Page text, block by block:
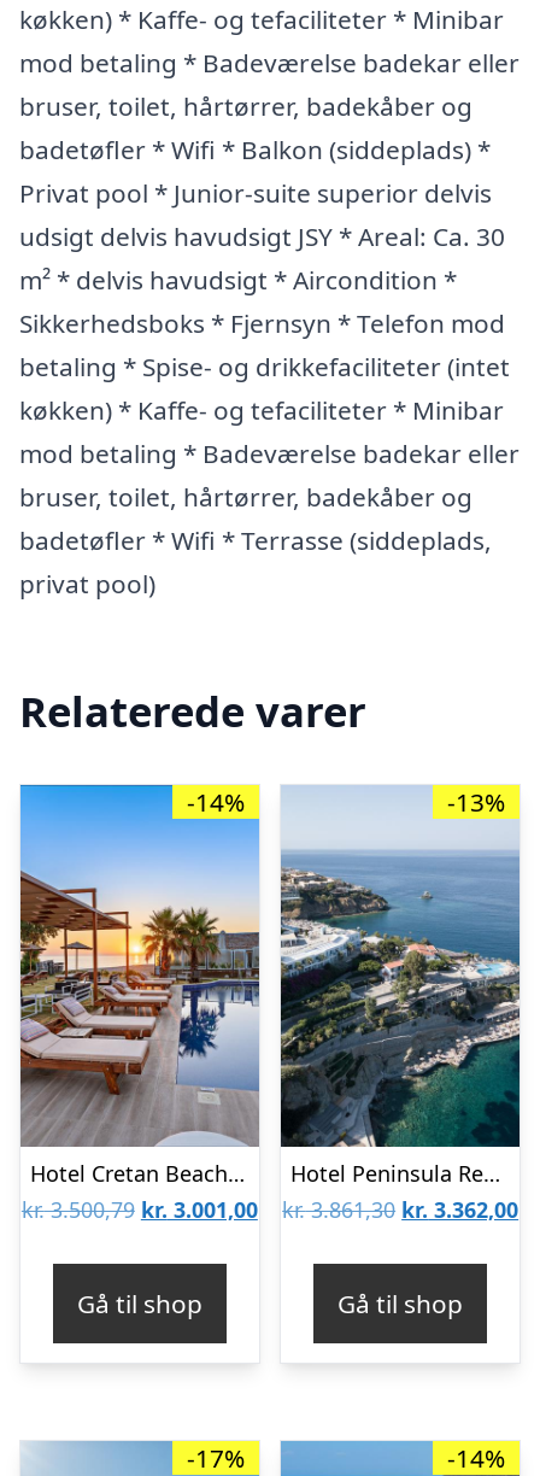
køkken) * Kaffe- og tefaciliteter * Minibar
mod betaling * Badeværelse badekar eller
bruser, toilet, hårtørrer, badekåber og
badetøfler * Wifi * Balkon (siddeplads) *
Privat pool * Junior-suite superior delvis
udsigt delvis havudsigt JSY * Areal: Ca. 30
m² * delvis havudsigt * Aircondition *
Sikkerhedsboks * Fjernsyn * Telefon mod
betaling * Spise- og drikkefaciliteter (intet
køkken) * Kaffe- og tefaciliteter * Minibar
mod betaling * Badeværelse badekar eller
bruser, toilet, hårtørrer, badekåber og
badetøfler * Wifi * Terrasse (siddeplads,
privat pool)
Relaterede varer
-14%
Hotel Cretan Beach Resort – Voksenhotel
kr.3.500,79 Den
kr. 3.500,79.
kr. 3.001,00Den
kr. 3.001,00.
Gå til shop
-13%
Hotel Peninsula Resort & Spa
kr.3.861,30 Den
kr. 3.861,30.
kr. 3.362,00
Gå til shop
-17% -14%